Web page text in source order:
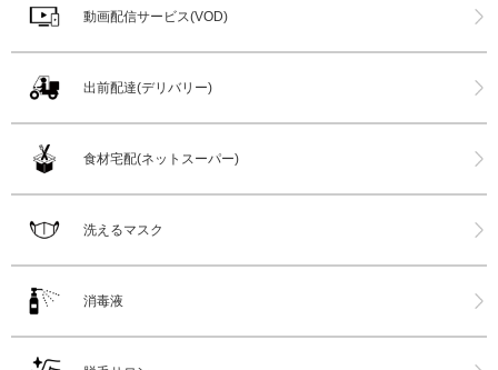
動画配信サービス(VOD)
出前配達(デリバリー)
食材宅配(ネットスーパー)
洗えるマスク
消毒液